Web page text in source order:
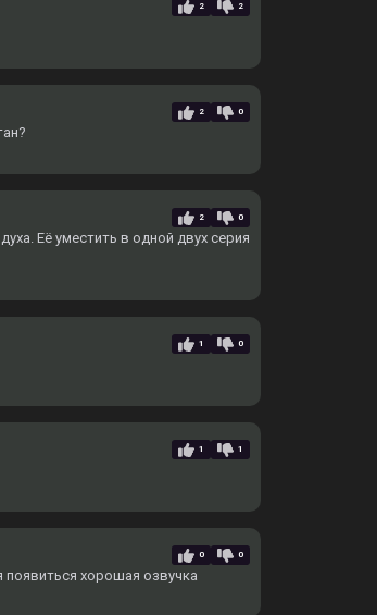
2 2
2 0
2 0
Еë уместить в одной двух серия
1 0
1 1
0 0
хорошая озвучка